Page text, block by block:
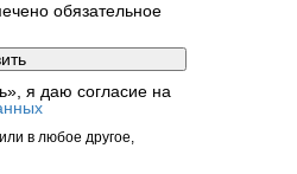
обязательное
я даю согласие на
в любое другое,